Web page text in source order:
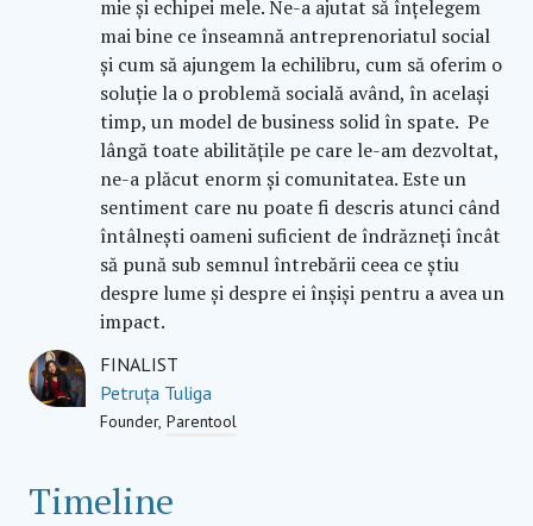
mie și echipei mele. Ne-a ajutat să înțelegem
mai bine ce înseamnă antreprenoriatul social
și cum să ajungem la echilibru, cum să oferim o
soluție la o problemă socială având, în același
timp, un model de business solid în spate. Pe
lângă toate abilitățile pe care le-am dezvoltat,
ne-a plăcut enorm și comunitatea. Este un
sentiment care nu poate fi descris atunci când
întâlnești oameni suficient de îndrăzneți încât
să pună sub semnul întrebării ceea ce știu
despre lume și despre ei înșiși pentru a avea un
impact.
FINALIST
Petruța Tuliga
Founder Parentool
Timeline